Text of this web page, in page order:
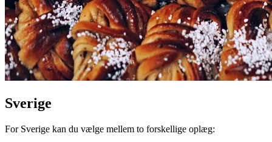
Sverige
For Sverige kan du vælge mellem to forskellige oplæg: